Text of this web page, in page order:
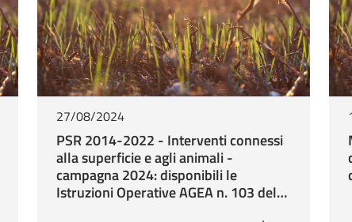
Determinazione Sezione
l’agricoltura n. 344 del
Misure a superficie -
30/03/2022, DDS n.
domande e
Determinazione Sezione
l'agricoltura n. 157 del
Sottomisura 10.1 –
27/08/2024
PSR 2014-2022 - Interventi connessi
alla superficie e agli animali -
campagna 2024: disponibili le
Istruzioni Operative AGEA n. 103 del